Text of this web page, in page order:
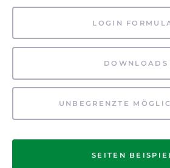
LOGIN
DOWNLOADS
UNBEGRENZTE
SEITEN